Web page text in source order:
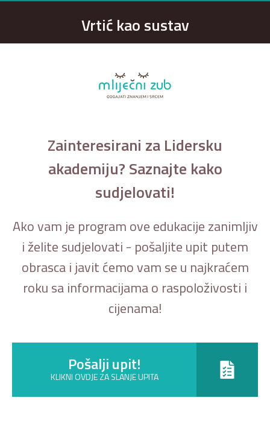
Vrtić kao sustav
Zainteresirani za Lidersku
akademiju? Saznajte kako
sudjelovati!
Ako vam je program ove edukacije zanimljiv
i želite sudjelovati - pošaljite upit putem
obrasca i javit ćemo vam se u najkraćem
roku sa informacijama o raspoloživosti i
cijenama!
Pošalji upit!
KLIKNI OVDJE ZA SLANJE UPITA